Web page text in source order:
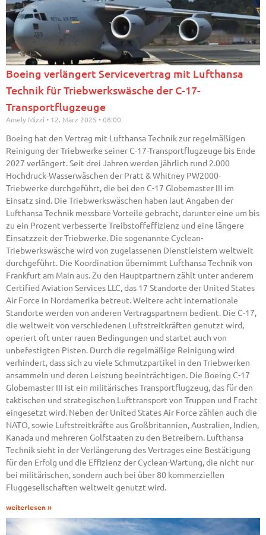
Boeing verlängert Servicevertrag mit Lufthansa
Technik für Triebwerkswäsche der C-17-
Transportflugzeuge
Amely Mizzi 12. März 2025 08:00
Boeing hat den Vertrag mit Lufthansa Technik zur regelmäßigen
Reinigung der Triebwerke seiner C-17-Transportflugzeuge bis Ende
2027 verlängert. Seit drei Jahren werden jährlich rund 2.000
Hochdruck-Wasserwäschen der Pratt & Whitney PW2000-
Triebwerke durchgeführt, die bei den C-17 Globemaster III im
Einsatz sind. Die Triebwerkswäschen haben laut Angaben der
Lufthansa Technik messbare Vorteile gebracht, darunter eine um bis
zu ein Prozent verbesserte Treibstoffeffizienz und eine längere
Einsatzzeit der Triebwerke. Die sogenannte Cyclean-
Triebwerkswäsche wird von zugelassenen Dienstleistern weltweit
durchgeführt. Die Koordination übernimmt Lufthansa Technik von
Frankfurt am Main aus. Zu den Hauptpartnern zählt unter anderem
Certified Aviation Services LLC, das 17 Standorte der United States
Air Force in Nordamerika betreut. Weitere acht internationale
Standorte werden von anderen Vertragspartnern bedient. Die C-17,
die weltweit von verschiedenen Luftstreitkräften genutzt wird,
operiert oft unter rauen Bedingungen und startet auch von
unbefestigten Pisten. Durch die regelmäßige Reinigung wird
verhindert, dass sich zu viele Schmutzpartikel in den Triebwerken
ansammeln und deren Leistung beeinträchtigen. Die Boeing C-17
Globemaster III ist ein militärisches Transportflugzeug, das für den
taktischen und strategischen Lufttransport von Truppen und Fracht
eingesetzt wird. Neben der United States Air Force zählen auch die
NATO, sowie Luftstreitkräfte aus Großbritannien, Australien, Indien,
Kanada und mehreren Golfstaaten zu den Betreibern. Lufthansa
Technik sieht in der Verlängerung des Vertrages eine Bestätigung
für den Erfolg und die Effizienz der Cyclean-Wartung, die nicht nur
bei militärischen, sondern auch bei über 80 kommerziellen
Fluggesellschaften weltweit genutzt wird.
weiterlesen »